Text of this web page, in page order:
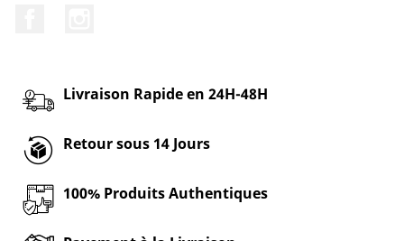
Livraison Rapide en 24H-48H
Retour sous 14 Jours
100% Produits Authentiques